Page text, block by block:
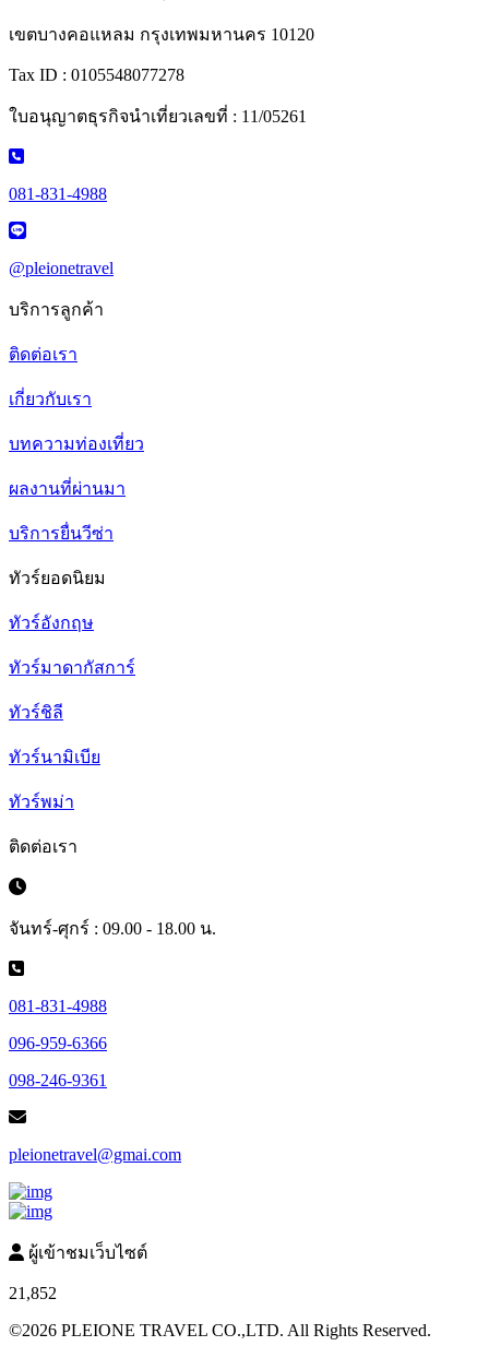
เขตบางคอแหลม กรุงเทพมหานคร 10120
Tax ID : 0105548077278
ใบอนุญาตธุรกิจนำเที่ยวเลขที่ : 11/05261
081-831-4988
@pleionetravel
บริการลูกค้า
ติดต่อเรา
เกี่ยวกับเรา
บทความท่องเที่ยว
ผลงานที่ผ่านมา
บริการยื่นวีซ่า
ทัวร์ยอดนิยม
ทัวร์อังกฤษ
ทัวร์มาดากัสการ์
ทัวร์ชิลี
ทัวร์นามิเบีย
ทัวร์พม่า
ติดต่อเรา
จันทร์-ศุกร์ : 09.00 - 18.00 น.
081-831-4988
096-959-6366
098-246-9361
pleionetravel@gmai.com
ผู้เข้าชมเว็บไซต์
21,852
©2026 PLEIONE TRAVEL CO.,LTD. All Rights Reserved.